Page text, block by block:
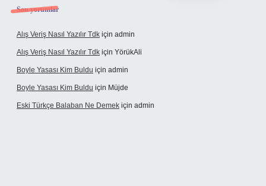
Son yorumlar
Alış Veriş Nasıl Yazılır Tdk için admin
Alış Veriş Nasıl Yazılır Tdk için YörükAli
Boyle Yasası Kim Buldu için admin
Boyle Yasası Kim Buldu için Müjde
Eski Türkçe Balaban Ne Demek için admin